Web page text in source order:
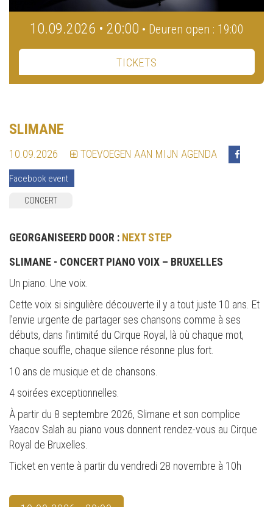
10.09.2026 • 20:00 • Deuren open : 19:00
TICKETS
SLIMANE
10.09.2026 TOEVOEGEN AAN MIJN AGENDA
Facebook event
CONCERT
GEORGANISEERD DOOR : NEXT STEP
SLIMANE - CONCERT PIANO VOIX – BRUXELLES
Un piano. Une voix.
Cette voix si singulière découverte il y a tout juste 10 ans. Et
l’envie urgente de partager ses chansons comme à ses
débuts, dans l’intimité du Cirque Royal, là où chaque mot,
chaque souffle, chaque silence résonne plus fort.
10 ans de musique et de chansons.
4 soirées exceptionnelles.
À partir du 8 septembre 2026, Slimane et son complice
Yaacov Salah au piano vous donnent rendez-vous au Cirque
Royal de Bruxelles.
Ticket en vente à partir du vendredi 28 novembre à 10h